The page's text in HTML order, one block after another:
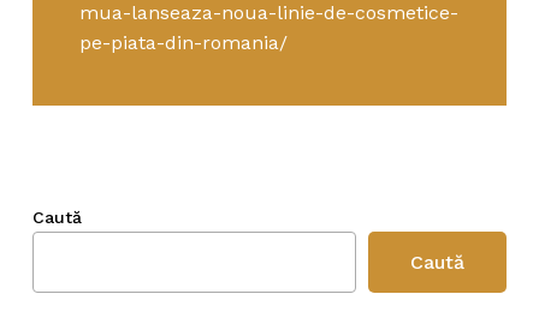
mua-lanseaza-noua-linie-de-cosmetice-
pe-piata-din-romania/
Caută
Caută